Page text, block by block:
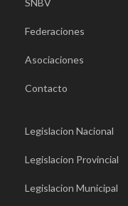
Federaciones
Asociaciones
Contacto
Legislacion Nacional
Legislacion Provincial
Legislacion Municipal